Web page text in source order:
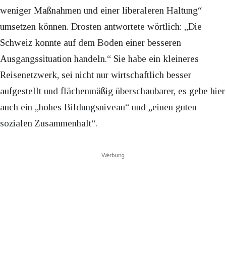
weniger Maßnahmen und einer liberaleren Haltung“
umsetzen können. Drosten antwortete wörtlich: „Die
Schweiz konnte auf dem Boden einer besseren
Ausgangssituation handeln.“ Sie habe ein kleineres
Reisenetzwerk, sei nicht nur wirtschaftlich besser
aufgestellt und flächenmäßig überschaubarer, es gebe hier
auch ein „hohes Bildungsniveau“ und „einen guten
sozialen Zusammenhalt“.
Werbung